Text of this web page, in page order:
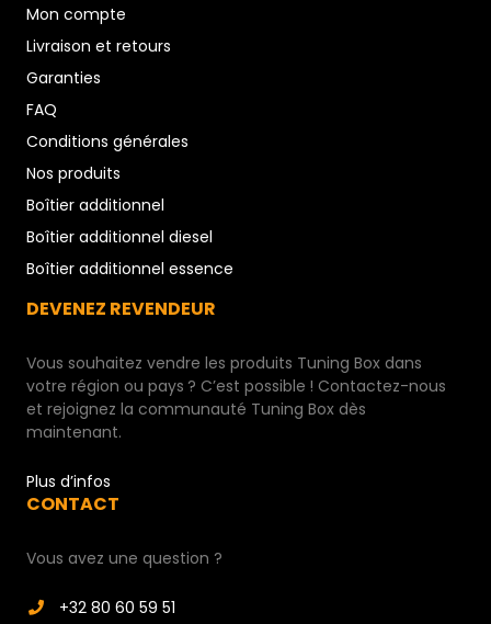
Mon compte
Livraison et retours
Garanties
FAQ
Conditions générales
Nos produits
Boîtier additionnel
Boîtier additionnel diesel
Boîtier additionnel essence
DEVENEZ REVENDEUR
Vous souhaitez vendre les produits Tuning Box dans
votre région ou pays ? C’est possible ! Contactez-nous
et rejoignez la communauté Tuning Box dès
maintenant.
Plus d’infos
CONTACT
Vous avez une question ?
+32 80 60 59 51